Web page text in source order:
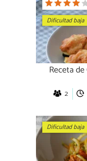
Dificultad baja
Receta
2
Dificultad baja